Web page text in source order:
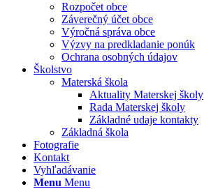
Rozpočet obce
Záverečný účet obce
Výročná správa obce
Výzvy na predkladanie ponúk
Ochrana osobných údajov
Školstvo
Materská škola
Aktuality Materskej školy
Rada Materskej školy
Základné udaje kontakty
Základná škola
Fotografie
Kontakt
Vyhľadávanie
Menu Menu